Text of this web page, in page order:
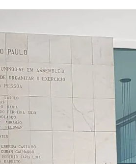
e trabalho escravoPodcast